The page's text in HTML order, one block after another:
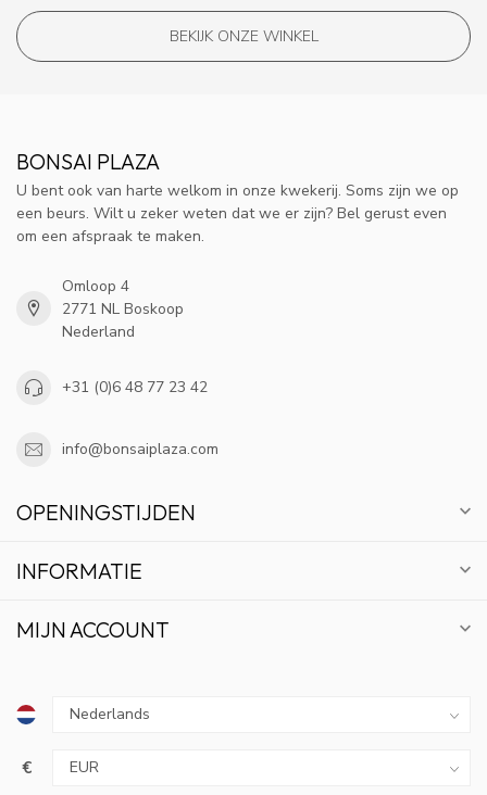
BEKIJK ONZE WINKEL
BONSAI PLAZA
U bent ook van harte welkom in onze kwekerij. Soms zijn we op
een beurs. Wilt u zeker weten dat we er zijn? Bel gerust even
om een afspraak te maken.
Omloop 4
2771 NL Boskoop
Nederland
+31 (0)6 48 77 23 42
info@bonsaiplaza.com
OPENINGSTIJDEN
INFORMATIE
MIJN ACCOUNT
€